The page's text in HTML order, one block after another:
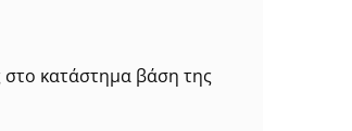
στο κατάστημα βάση της